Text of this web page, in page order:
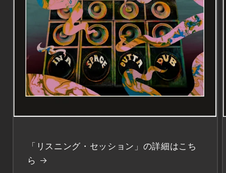
「リスニング・セッション」の詳細はこち
ら